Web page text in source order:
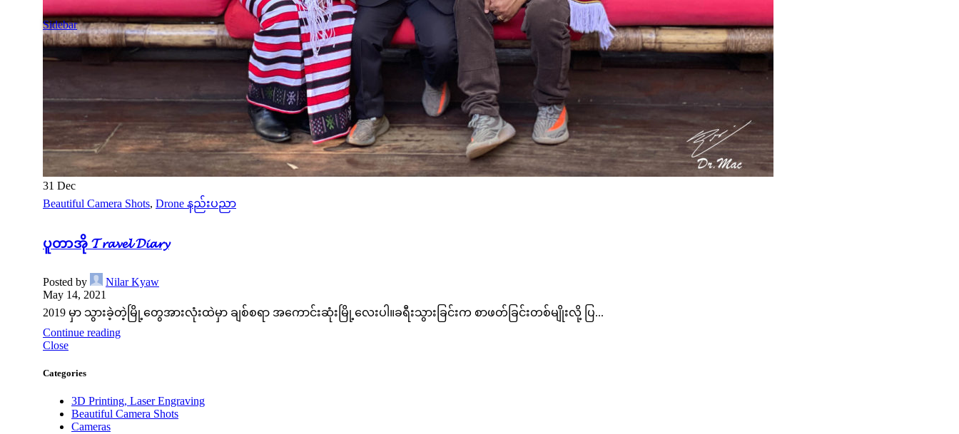
31 Dec
Beautiful Camera Shots, Drone နည်းပညာ
ပူတာအို 𝓣𝓻𝓪𝓿𝓮𝓵 𝓓𝓲𝓪𝓻𝔂
Posted by
Nilar Kyaw
May 14, 2021
2019 မှာ သွားခဲ့တဲ့မြို့တွေအားလုံးထဲမှာ ချစ်စရာ အကောင်းဆုံးမြို့လေးပါ။ခရီးသွားခြင်းက စာဖတ်ခြင်းတစ်မျိုးလို့ ပြ...
Continue reading
Close
Categories
3D Printing, Laser Engraving
Beautiful Camera Shots
Cameras
Sidebar